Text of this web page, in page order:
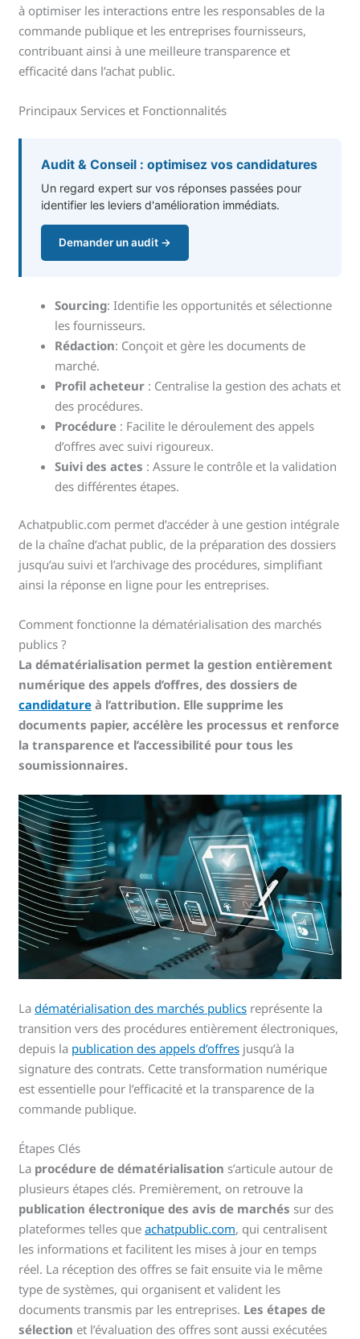
à optimiser les interactions entre les responsables de la
commande publique et les entreprises fournisseurs,
contribuant ainsi à une meilleure transparence et
efficacité dans l’achat public.
Principaux Services et Fonctionnalités
Audit & Conseil : optimisez vos candidatures
Un regard expert sur vos réponses passées pour
identifier les leviers d'amélioration immédiats.
Demander un audit →
Sourcing: Identifie les opportunités et sélectionne
les fournisseurs.
Rédaction: Conçoit et gère les documents de
marché.
Profil acheteur : Centralise la gestion des achats et
des procédures.
Procédure : Facilite le déroulement des appels
d’offres avec suivi rigoureux.
Suivi des actes : Assure le contrôle et la validation
des différentes étapes.
Achatpublic.com permet d’accéder à une gestion intégrale
de la chaîne d’achat public, de la préparation des dossiers
jusqu’au suivi et l’archivage des procédures, simplifiant
ainsi la réponse en ligne pour les entreprises.
Comment fonctionne la dématérialisation des marchés
publics ?
La dématérialisation permet la gestion entièrement
numérique des appels d’offres, des dossiers de
candidature à l’attribution. Elle supprime les
documents papier, accélère les processus et renforce
la transparence et l’accessibilité pour tous les
soumissionnaires.
Ladématérialisation des marchés publics représente la
transition vers des procédures entièrement électroniques,
depuis la publication des appels d’offres jusqu’à la
signature des contrats. Cette transformation numérique
est essentielle pour l’efficacité et la transparence de la
commande publique.
Étapes Clés
La procédure de dématérialisation s’articule autour de
plusieurs étapes clés. Premièrement, on retrouve la
publication électronique des avis de marchés sur des
plateformes telles queachatpublic.com, qui centralisent
les informations et facilitent les mises à jour en temps
réel. La réception des offres se fait ensuite via le même
type de systèmes, qui organisent et valident les
documents transmis par les entreprises. Les étapes de
sélection et l’évaluation des offres sont aussi exécutées